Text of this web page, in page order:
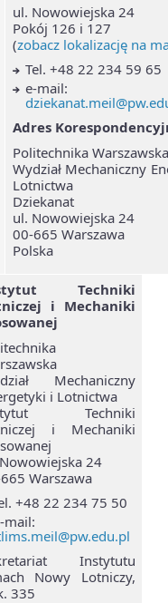
ul. Nowowiejska 24
Pokój 126 i 127
(zobacz lokalizację na
Tel. +48 22 234 59 65
e-mail:
Adres
Politechnika Warszawska
Wydział Mechaniczny
Lotnictwa
Dziekanat
ul. Nowowiejska 24
00-665 Warszawa
Polska
Techniki
i Mechaniki
Mechaniczny
i Lotnictwa
Techniki
i Mechaniki
24
Warszawa
+48 22 234 75 50
mail:
Instytutu
Nowy Lotniczy,
335